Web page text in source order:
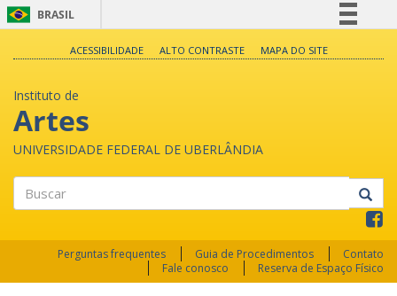
BRASIL
Legislação
Canais
ACESSIBILIDADE ALTO CONTRASTE MAPA DO SITE
Instituto de
Artes
UNIVERSIDADE FEDERAL DE UBERLÂNDIA
Perguntas frequentes Guia de Procedimentos
Contato
Fale conosco
Reserva de Espaço Físico